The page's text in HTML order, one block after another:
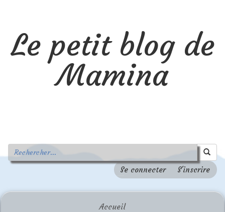
Le petit blog de
Mamina
Se connecter S'inscrire
Accueil